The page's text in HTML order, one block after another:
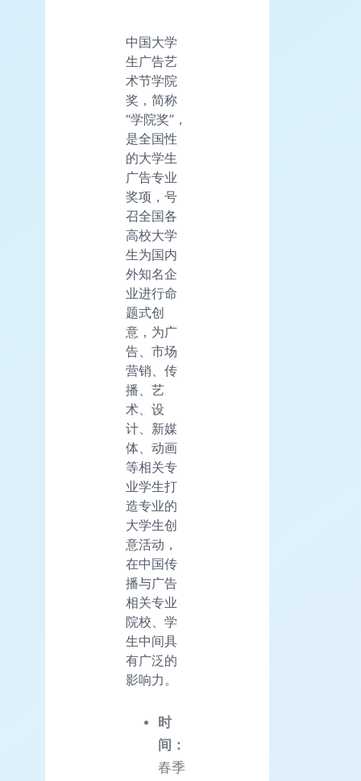
中国大学
生广告艺
术节学院
奖，简称
“学院奖”，
是全国性
的大学生
广告专业
奖项，号
召全国各
高校大学
生为国内
外知名企
业进行命
题式创
意，为广
告、市场
营销、传
播、艺
术、设
计、新媒
体、动画
等相关专
业学生打
造专业的
大学生创
意活动，
在中国传
播与广告
相关专业
院校、学
生中间具
有广泛的
影响力。
时
间：
春季